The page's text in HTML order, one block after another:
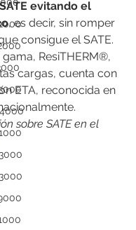
evitando el
, es decir, sin romper
consigue el SATE.
ResiTHERM®,
cargas, cuenta con
ETA, reconocida en
sobre SATE en el